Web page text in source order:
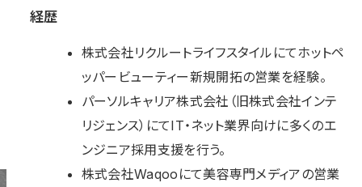
経歴
株式会社リクルートライフスタイルにてホットペ
ッパービューティー新規開拓の営業を経験。
パーソルキャリア株式会社（旧株式会社インテ
リジェンス）にてIT・ネット業界向けに多くのエ
ンジニア採用支援を行う。
株式会社Waqooにて美容専門メディアの営業